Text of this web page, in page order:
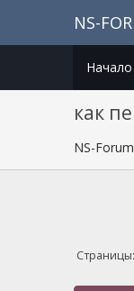
NS-
Начало
как
NS-Forum